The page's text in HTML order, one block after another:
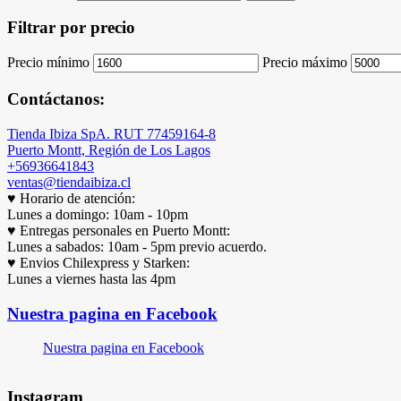
Filtrar por precio
Precio mínimo Precio máximo
Contáctanos:
Tienda Ibiza SpA. RUT 77459164-8
Puerto Montt, Región de Los Lagos
+56936641843
ventas@tiendaibiza.cl
♥ Horario de atención:
Lunes a domingo: 10am - 10pm
♥ Entregas personales en Puerto Montt:
Lunes a sabados: 10am - 5pm previo acuerdo.
♥ Envios Chilexpress y Starken:
Lunes a viernes hasta las 4pm
Nuestra pagina en Facebook
Nuestra pagina en Facebook
Instagram